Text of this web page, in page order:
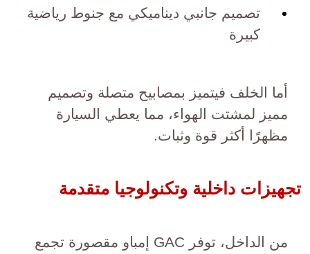
تصميم جانبي ديناميكي مع جنوط رياضية
كبيرة
أما الخلف فيتميز بمصابيح متصلة وتصميم
مميز لمشتت الهواء، مما يعطي السيارة
مظهرًا أكثر قوة وثبات.
تجهيزات داخلية وتكنولوجيا متقدمة
من الداخل، توفر GAC إمباو مقصورة تجمع